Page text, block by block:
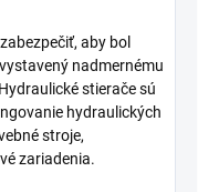
aby bol
nadmernému
stierače sú
hydraulických
stroje,
zariadenia.